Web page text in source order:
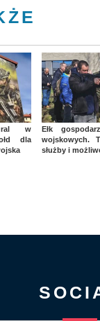
w
dla
Ełk
wojskowych.
służby i